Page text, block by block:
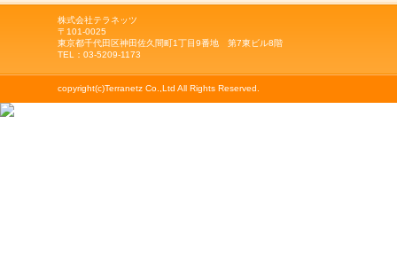
株式会社テラネッツ
〒101-0025
東京都千代田区神田佐久間町1丁目9番地 第7東ビル8階
TEL：03-5209-1173
copyright(c)Terranetz Co.,Ltd All Rights Reserved.